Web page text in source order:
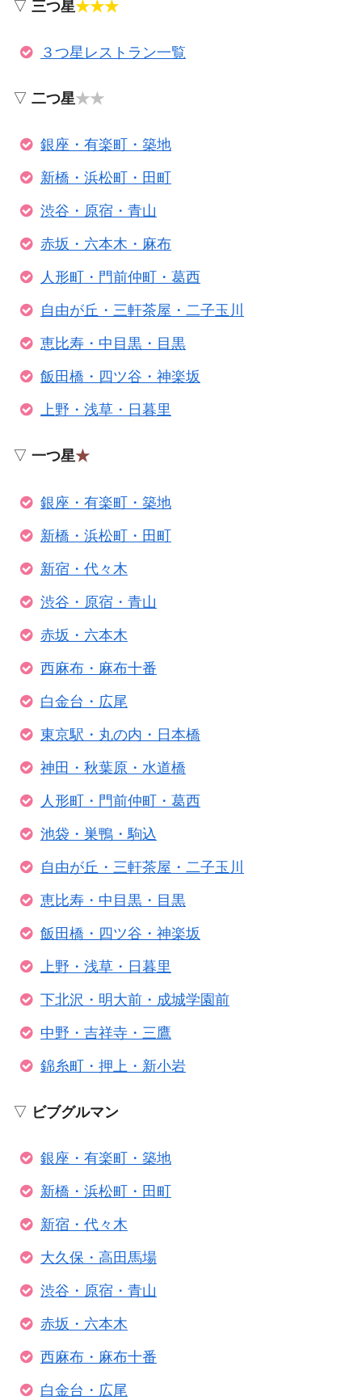
▽ 三つ星★★★
３つ星レストラン一覧
▽ 二つ星★★
銀座・有楽町・築地
新橋・浜松町・田町
渋谷・原宿・青山
赤坂・六本木・麻布
人形町・門前仲町・葛西
自由が丘・三軒茶屋・二子玉川
恵比寿・中目黒・目黒
飯田橋・四ツ谷・神楽坂
上野・浅草・日暮里
▽ 一つ星★
銀座・有楽町・築地
新橋・浜松町・田町
新宿・代々木
渋谷・原宿・青山
赤坂・六本木
西麻布・麻布十番
白金台・広尾
東京駅・丸の内・日本橋
神田・秋葉原・水道橋
人形町・門前仲町・葛西
池袋・巣鴨・駒込
自由が丘・三軒茶屋・二子玉川
恵比寿・中目黒・目黒
飯田橋・四ツ谷・神楽坂
上野・浅草・日暮里
下北沢・明大前・成城学園前
中野・吉祥寺・三鷹
錦糸町・押上・新小岩
▽ ビブグルマン
銀座・有楽町・築地
新橋・浜松町・田町
新宿・代々木
大久保・高田馬場
渋谷・原宿・青山
赤坂・六本木
西麻布・麻布十番
白金台・広尾